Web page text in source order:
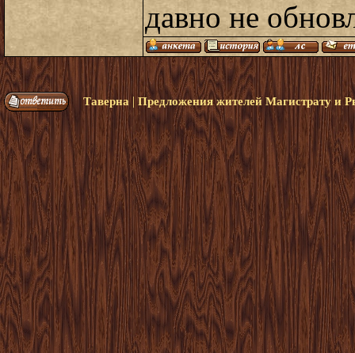
давно не
Таверна |Предложения жителей Магистрату и